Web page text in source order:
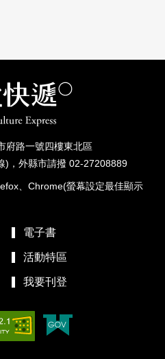
府路一號四樓東北區
)，外縣市請撥 02-27208889
、Chrome(螢幕設定最佳顯示
電子書
活動特區
我要刊登